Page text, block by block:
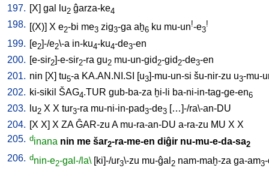
197. [X] gal lu2 ĝarza-ke4
198. [(X)] X e2-bi me3 zig3-ga aḫ6 ku mu-un!-e3
!
199. [e2]-/e2\-a in-ku4-ku4-de3-en
200. [e-sir2]-e-sir2-ra gu2 mu-un-gid 2-gid 2-de3-en
201. nin [X] tu5-a KA.AN.NI.SI [u3]-mu-un-si šu-nir-zu u3-mu-
202. ki-sikil ŠAG4.TUR gub-ba-za ḫi-li ba-ni-in-tag-ge-en6
203. lu2 X X tur3-ra mu-ni-in-pad3-de3 […]-/ra\-an-DU
204. [X X] X ZA ĜAR-zu A mu-ra-an-DU a-ra-zu MU X X
205. dinana nin me šar2-ra-me-en diĝir nu-mu-e-da-sa2
206. dnin-e2-gal-/la\ [ki]-/ur3\-zu mu-ĝal 2 nam-maḫ-za ga-am3